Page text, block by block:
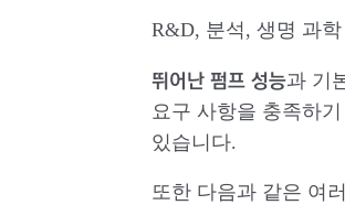
R&D, 분석, 생명 과
뛰어난 펌프 성능과 기
요구 사항을 충족하
있습니다.
또한 다음과 같은 여